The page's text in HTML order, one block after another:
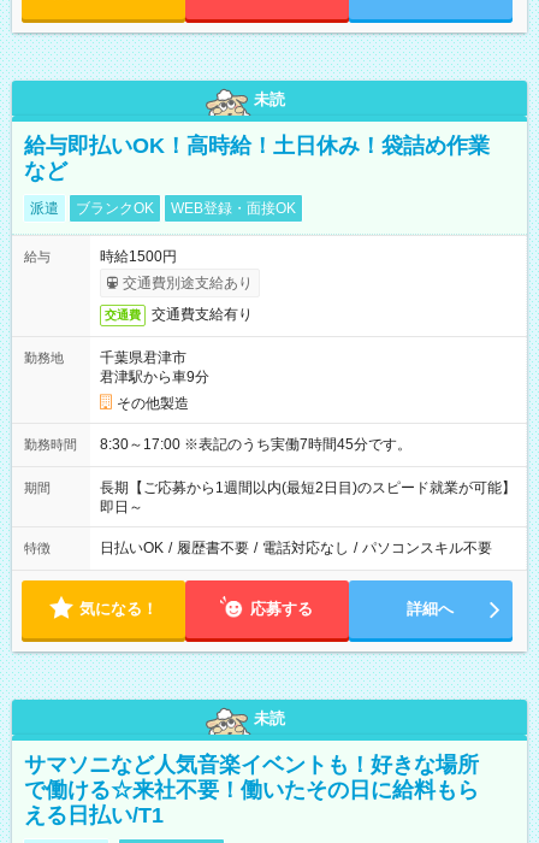
未読
給与即払いOK！高時給！土日休み！袋詰め作業
など
派遣 ブランクOK WEB登録・面接OK
給与
時給1500円
交通費別途支給あり
交通費 交通費支給有り
勤務地
千葉県君津市
君津駅から車9分
その他製造
勤務時間 8:30～17:00 ※表記のうち実働7時間45分です。
期間
長期【ご応募から1週間以内(最短2日目)のスピード就業が可能】
即日～
特徴 日払いOK / 履歴書不要 / 電話対応なし / パソコンスキル不要
気になる！ 応募する 詳細へ
未読
サマソニなど人気音楽イベントも！好きな場所
で働ける☆来社不要！働いたその日に給料もら
える日払い/T1